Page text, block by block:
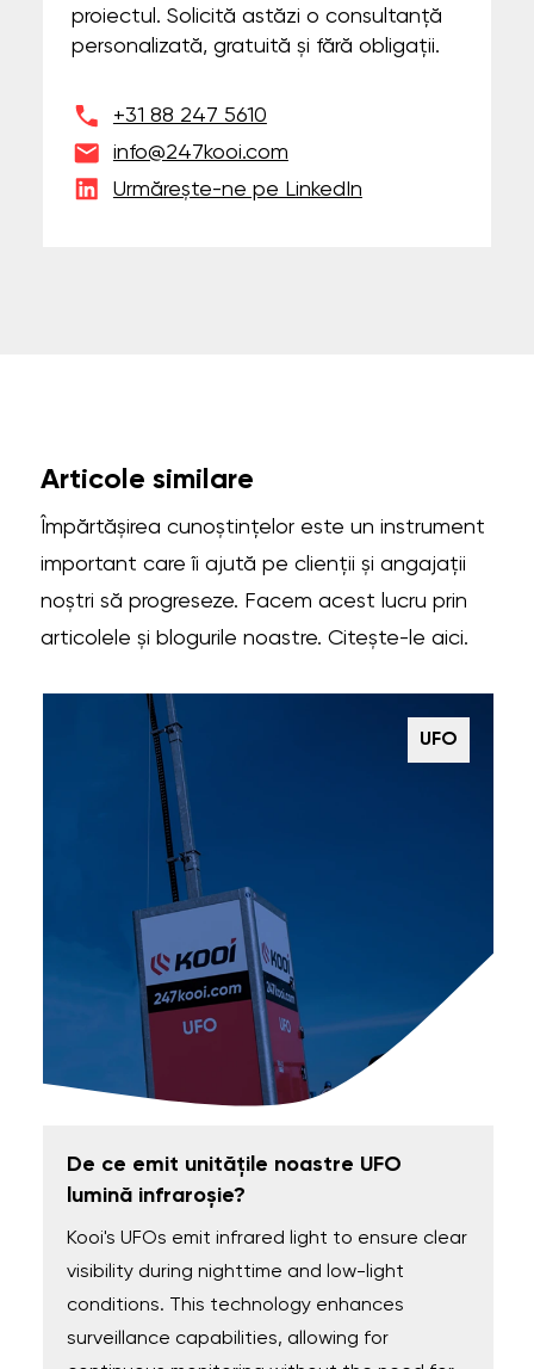
proiectul. Solicită astăzi o consultanță
personalizată, gratuită și fără obligații.
+31 88 247 5610
info@247kooi.com
Urmărește-ne pe LinkedIn
Articole similare
Împărtășirea cunoștințelor este un instrument
important care îi ajută pe clienții și angajații
noștri să progreseze. Facem acest lucru prin
articolele și blogurile noastre. Citește-le aici.
UFO
De ce emit unitățile noastre UFO
lumină infraroșie?
Kooi's UFOs emit infrared light to ensure clear
visibility during nighttime and low-light
conditions. This technology enhances
surveillance capabilities, allowing for